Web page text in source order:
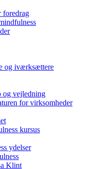
foredrag
og iværksættere
og vejledning
for virksomheder
kursus
ydelser
Klint